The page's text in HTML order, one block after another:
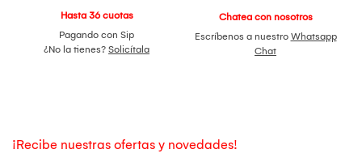
Hasta 36 cuotas
Pagando con Sip
¿No la tienes? Solicítala
Chatea con nosotros
Escríbenos a nuestro Whatsapp
Chat
¡Recibe nuestras ofertas y novedades!